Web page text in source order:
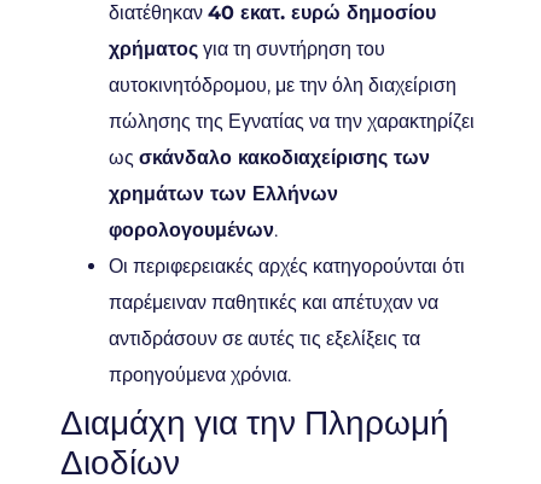
διατέθηκαν 40 εκατ. ευρώ δημοσίου
χρήματος για τη συντήρηση του
αυτοκινητόδρομου, με την όλη διαχείριση
πώλησης της Εγνατίας να την χαρακτηρίζει
ως σκάνδαλο κακοδιαχείρισης των
χρημάτων των Ελλήνων
φορολογουμένων.
Οι περιφερειακές αρχές κατηγορούνται ότι
παρέμειναν παθητικές και απέτυχαν να
αντιδράσουν σε αυτές τις εξελίξεις τα
προηγούμενα χρόνια.
Διαμάχη για την Πληρωμή
Διοδίων